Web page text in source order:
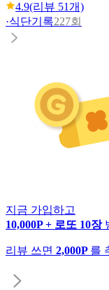
4.9(리뷰 51개)
·식단기록227회
지금 가입하고
10,000P + 로또 10장
리뷰 쓰면 2,000P 를